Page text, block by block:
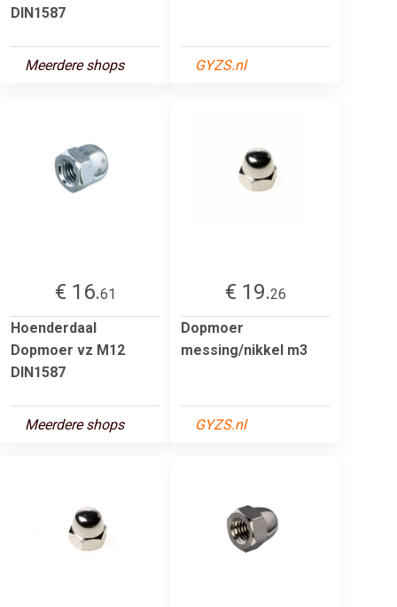
DIN1587
Meerdere shops GYZS.nl
€ 16.61
Hoenderdaal
Dopmoer vz M12
DIN1587
Meerdere shops
€ 19.26
Dopmoer
messing/nikkel m3
GYZS.nl